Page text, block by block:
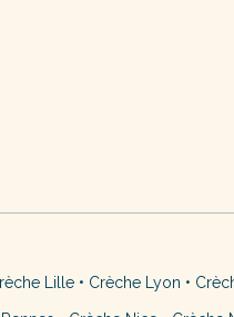
Lille • Crèche Lyon •